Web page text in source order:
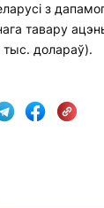
з
тавару
долараў).